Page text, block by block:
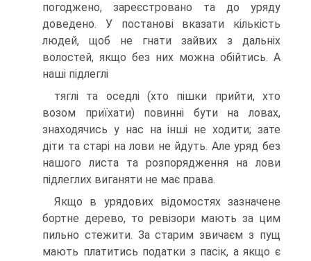
погоджено, зареєстровано та до уряду
доведено. У постанові вказати кількість
людей, щоб не гнати зайвих з дальніх
волостей, якщо без них можна обійтись. A
наші підлеглі
тяглі та оседлі (хто пішки прийти, хто
возом приїхати) повинні бути на ловах,
знаходячись у нас на інші не ходити; зате
діти та старі на лови не йдуть. Але уряд без
нашого листа та розпорядження на лови
підлеглих виганяти не має права.
Якщо в урядових відомостях зазначене
бортне дерево, то ревізори мають за цим
пильно стежити. За старим звичаєм з пущ
мають платитись податки з пасік, а якщо є